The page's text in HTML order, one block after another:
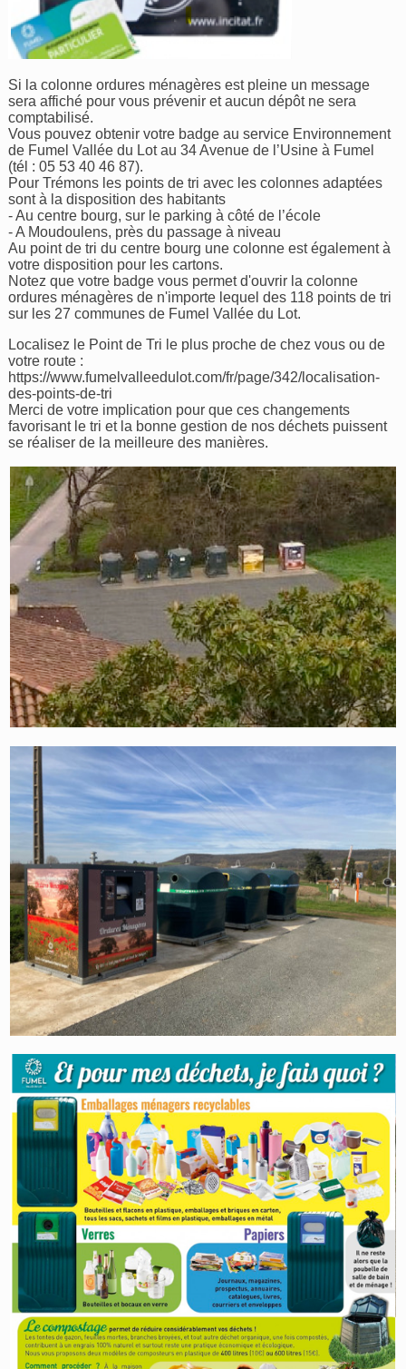
Si la colonne ordures ménagères est pleine un message
sera affiché pour vous prévenir et aucun dépôt ne sera
comptabilisé.
Vous pouvez obtenir votre badge au service Environnement
de Fumel Vallée du Lot au 34 Avenue de l’Usine à Fumel
(tél : 05 53 40 46 87).
Pour Trémons les points de tri avec les colonnes adaptées
sont à la disposition des habitants
- Au centre bourg, sur le parking à côté de l’école
- A Moudoulens, près du passage à niveau
Au point de tri du centre bourg une colonne est également à
votre disposition pour les cartons.
Notez que votre badge vous permet d'ouvrir la colonne
ordures ménagères de n'importe lequel des 118 points de tri
sur les 27 communes de Fumel Vallée du Lot.
Localisez le Point de Tri le plus proche de chez vous ou de
votre route :
https://www.fumelvalleedulot.com/fr/page/342/localisation-
des-points-de-tri
Merci de votre implication pour que ces changements
favorisant le tri et la bonne gestion de nos déchets puissent
se réaliser de la meilleure des manières.